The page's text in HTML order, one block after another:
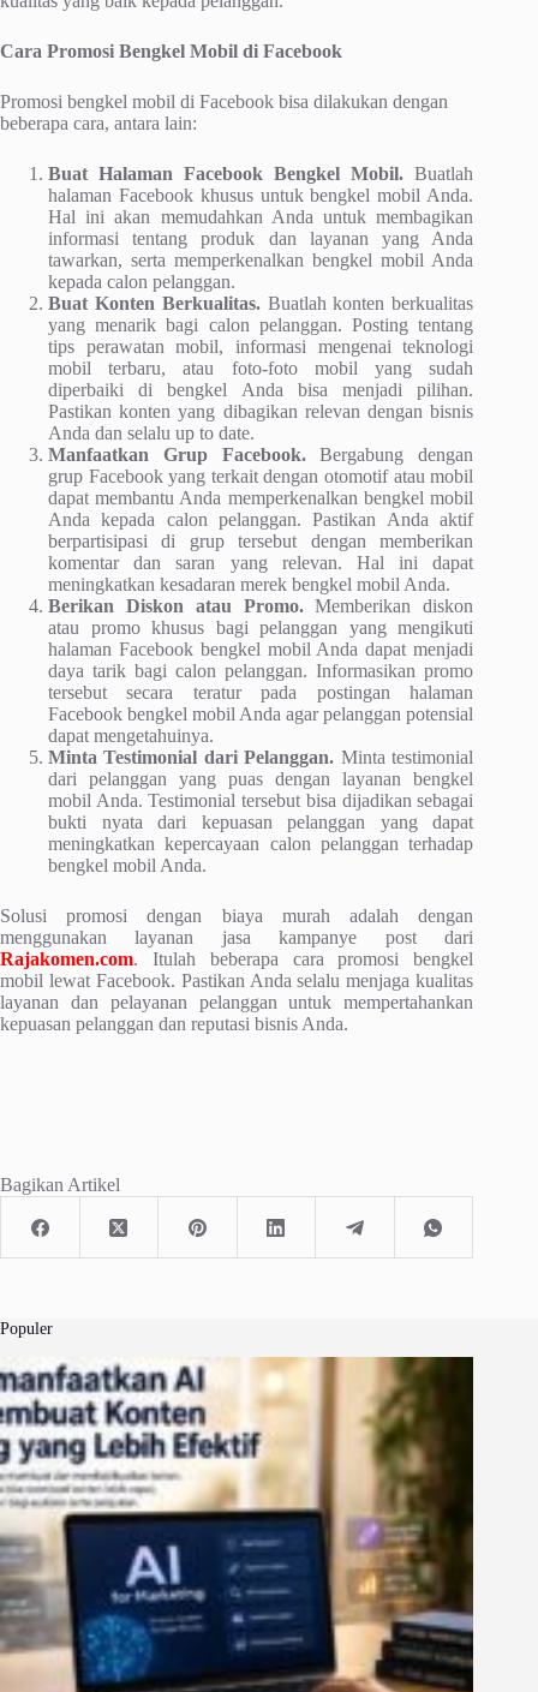
Cara Promosi Bengkel Mobil di Facebook
Promosi bengkel mobil di Facebook bisa dilakukan dengan
beberapa cara, antara lain:
Buat Halaman Facebook Bengkel Mobil. Buatlah
halaman Facebook khusus untuk bengkel mobil Anda.
Hal ini akan memudahkan Anda untuk membagikan
informasi tentang produk dan layanan yang Anda
tawarkan, serta memperkenalkan bengkel mobil Anda
kepada calon pelanggan.
Buat Konten Berkualitas.Buatlah konten berkualitas
yang menarik bagi calon pelanggan. Posting tentang
tips perawatan mobil, informasi mengenai teknologi
mobil terbaru, atau foto-foto mobil yang sudah
diperbaiki di bengkel Anda bisa menjadi pilihan.
Pastikan konten yang dibagikan relevan dengan bisnis
Anda dan selalu up to date.
Manfaatkan Grup Facebook.Bergabung dengan
grup Facebook yang terkait dengan otomotif atau mobil
dapat membantu Anda memperkenalkan bengkel mobil
Anda kepada calon pelanggan. Pastikan Anda aktif
berpartisipasi di grup tersebut dengan memberikan
komentar dan saran yang relevan. Hal ini dapat
meningkatkan kesadaran merek bengkel mobil Anda.
Berikan Diskon atau Promo.Memberikan diskon
atau promo khusus bagi pelanggan yang mengikuti
halaman Facebook bengkel mobil Anda dapat menjadi
daya tarik bagi calon pelanggan. Informasikan promo
tersebut secara teratur pada postingan halaman
Facebook bengkel mobil Anda agar pelanggan potensial
dapat mengetahuinya.
Minta Testimonial dari Pelanggan. Minta testimonial
dari pelanggan yang puas dengan layanan bengkel
mobil Anda. Testimonial tersebut bisa dijadikan sebagai
bukti nyata dari kepuasan pelanggan yang dapat
meningkatkan kepercayaan calon pelanggan terhadap
bengkel mobil Anda.
Solusi promosi dengan biaya murah adalah dengan
menggunakan layanan jasa kampanye post dari
Rajakomen.com. Itulah beberapa cara promosi bengkel
mobil lewat Facebook. Pastikan Anda selalu menjaga kualitas
layanan dan pelayanan pelanggan untuk mempertahankan
kepuasan pelanggan dan reputasi bisnis Anda.
Bagikan Artikel
Populer